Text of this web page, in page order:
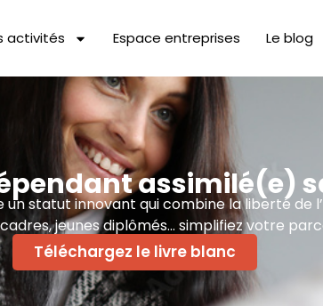
activités Espace entreprises Le blog
assimilé(e)
statut innovant qui combine la liberté de
jeunes diplômés… simplifiez votre
Téléchargez le livre blanc